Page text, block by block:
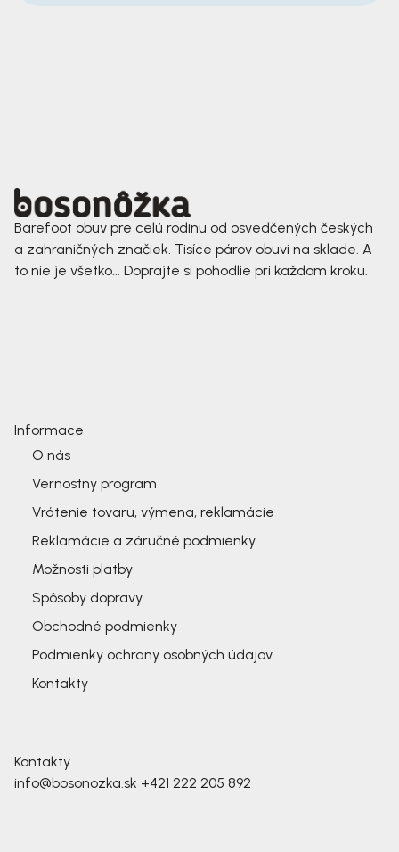
Barefoot obuv pre celú rodinu od osvedčených českých
a zahraničných značiek. Tisíce párov obuvi na sklade. A
to nie je všetko... Doprajte si pohodlie pri každom kroku.
Informace
O nás
Vernostný program
Vrátenie tovaru, výmena, reklamácie
Reklamácie a záručné podmienky
Možnosti platby
Spôsoby dopravy
Obchodné podmienky
Podmienky ochrany osobných údajov
Kontakty
Kontakty
info@bosonozka.sk +421 222 205 892